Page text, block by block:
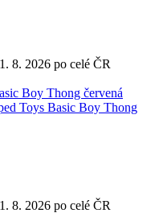
8. 2026 po celé ČR
Toys Basic Boy Thong
8. 2026 po celé ČR